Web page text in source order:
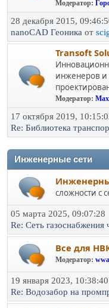
Модератор:
28 декабря 2015,
nanoCAD Геоника от
Transoft
инженеров и
Модератор: Max
17 октября 2019,
Re: Библиотека
Инженерные сети
сложности с
05 марта 2025, 09:07:28
Re: Сеть газоснабжения
Все для
Модератор:
19 января 2023, 10:38:40
Re: Водозабор на